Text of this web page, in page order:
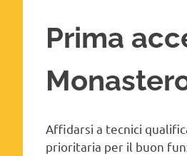
Prima
Affidarsi a tecnici
prioritaria per il buon